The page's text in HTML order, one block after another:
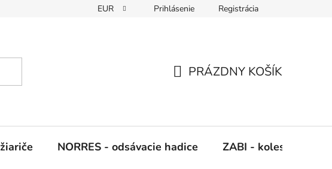
údajov Napíšte nám
EUR Prihlásenie Registrácia
PRÁZDNY KOŠÍK
NORRES - odsávacie hadice ZABI - kolesá,